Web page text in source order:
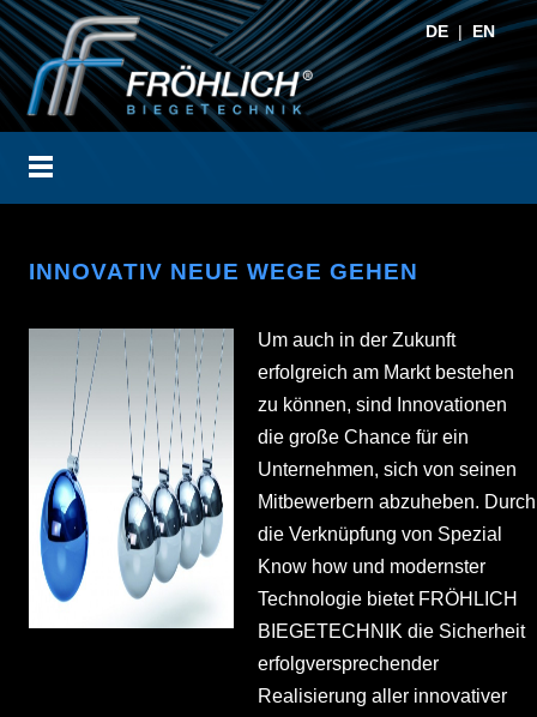
DE |EN
INNOVATIV NEUE WEGE GEHEN
Um auch in der Zukunft
erfolgreich am Markt bestehen
zu können, sind Innovationen
die große Chance für ein
Unternehmen, sich von seinen
Mitbewerbern abzuheben. Durch
die Verknüpfung von Spezial
Know how und modernster
Technologie bietet FRÖHLICH
BIEGETECHNIK die Sicherheit
erfolgversprechender
Realisierung aller innovativer